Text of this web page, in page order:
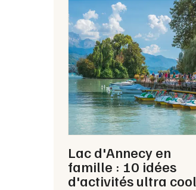
Lac d'Annecy en
famille : 10 idées
d'activités ultra cool